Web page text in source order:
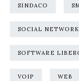
SINDACO
SOCIAL NETWORK
SOFTWARE
VOIP WEB